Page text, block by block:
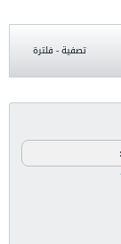
تصفية - فلترة